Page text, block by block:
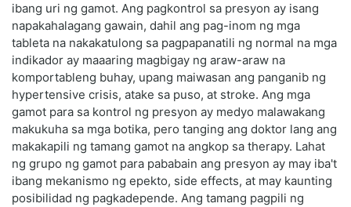
ibang uri ng gamot. Ang pagkontrol sa presyon ay isang
napakahalagang gawain, dahil ang pag-inom ng mga
tableta na nakakatulong sa pagpapanatili ng normal na mga
indikador ay maaaring magbigay ng araw-araw na
komportableng buhay, upang maiwasan ang panganib ng
hypertensive crisis, atake sa puso, at stroke. Ang mga
gamot para sa kontrol ng presyon ay medyo malawakang
makukuha sa mga botika, pero tanging ang doktor lang ang
makakapili ng tamang gamot na angkop sa therapy. Lahat
ng grupo ng gamot para pababain ang presyon ay may iba't
ibang mekanismo ng epekto, side effects, at may kaunting
posibilidad ng pagkadepende. Ang tamang pagpili ng